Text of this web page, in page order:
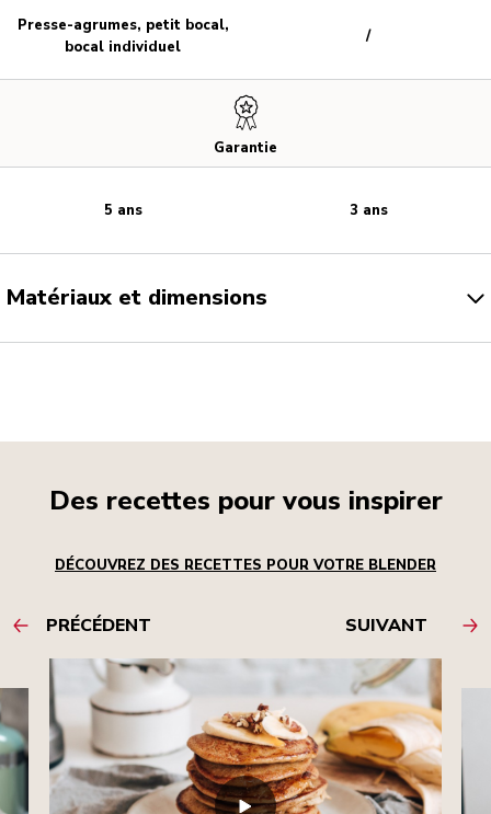
Garantie
Presse-agrumes, petit bocal,
bocal individuel
5 ans
/
3 ans
Matériaux et dimensions
Des recettes pour vous inspirer
DÉCOUVREZ DES RECETTES POUR VOTRE BLENDER
PRÉCÉDENT SUIVANT